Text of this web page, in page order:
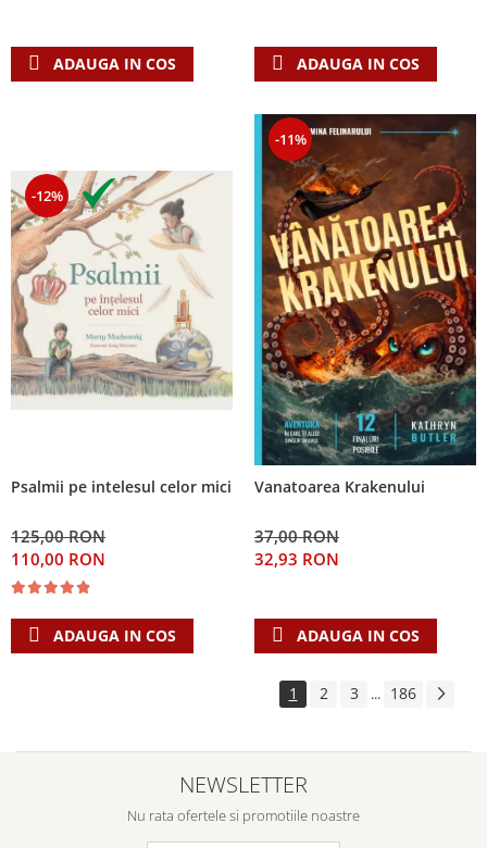
ADAUGA IN COS ADAUGA IN COS
-12%
Psalmii pe intelesul celor mici
125,00 RON
110,00 RON
ADAUGA IN COS
-11%
Vanatoarea Krakenului
37,00 RON
32,93 RON
ADAUGA IN COS
1 2 3 ... 186
NEWSLETTER
Nu rata ofertele si promotiile noastre